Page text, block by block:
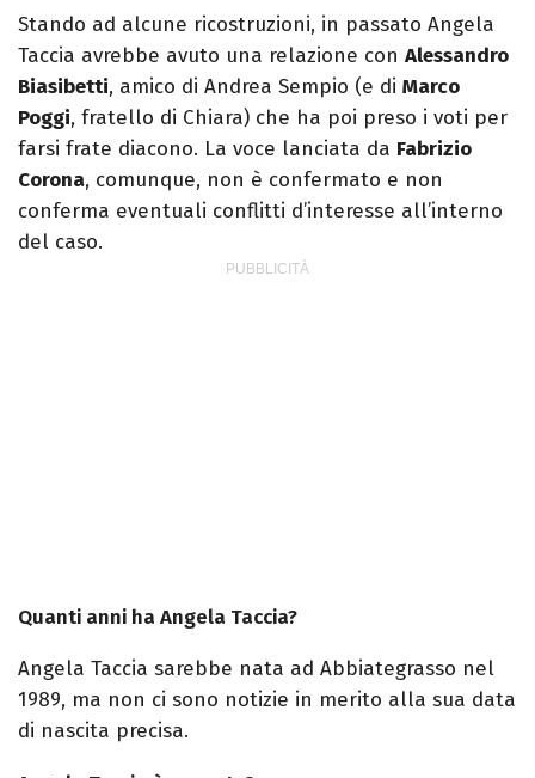
Stando ad alcune ricostruzioni, in passato Angela
Taccia avrebbe avuto una relazione con Alessandro
Biasibetti, amico di Andrea Sempio (e di Marco
Poggi, fratello di Chiara) che ha poi preso i voti per
farsi frate diacono. La voce lanciata da Fabrizio
Corona, comunque, non è confermato e non
conferma eventuali conflitti d’interesse all’interno
del caso.
Quanti anni ha Angela Taccia?
Angela Taccia sarebbe nata ad Abbiategrasso nel
1989, ma non ci sono notizie in merito alla sua data
di nascita precisa.